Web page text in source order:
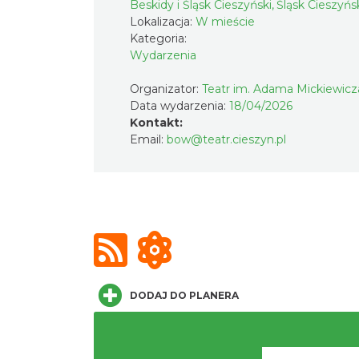
Beskidy i Śląsk Cieszyński, Śląsk
Lokalizacja: W mieście
Kategoria:
Wydarzenia
Organizator: Teatr im. Adama
Data wydarzenia: 18/04/2026
Kontakt:
Email: bow@teatr.cieszyn.pl
DODAJ DO PLANERA